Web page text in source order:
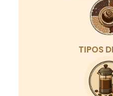
TIPOS